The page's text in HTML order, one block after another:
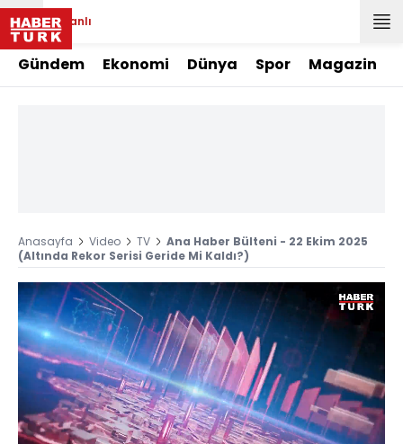
Canlı
Gündem Ekonomi Dünya Spor Magazin
Anasayfa Video TV
Ana Haber Bülteni - 22 Ekim 2025
(Altında Rekor Serisi Geride Mi Kaldı?)